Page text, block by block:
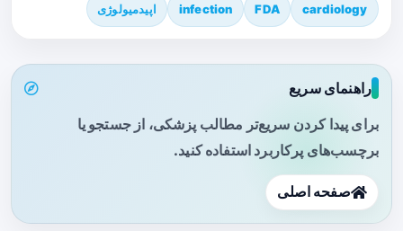
cardiology
FDA
infection اپیدمیولوژی
راهنمای سریع
برای پیدا کردن سریع‌تر مطالب پزشکی، از جستجو یا
برچسب‌های پرکاربرد استفاده کنید.
صفحه اصلی